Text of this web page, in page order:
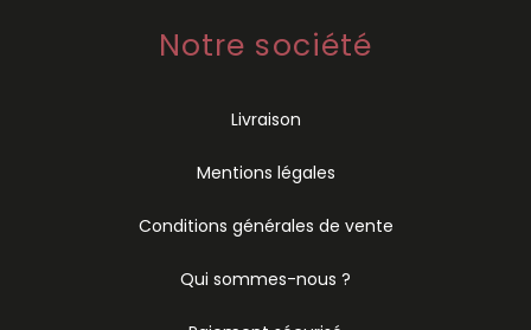
Notre société
Livraison
Mentions légales
Conditions générales de vente
Qui sommes-nous ?